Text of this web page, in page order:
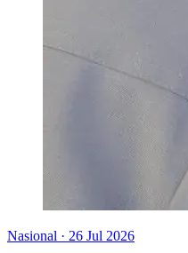
Nasional · 26 Jul 2026